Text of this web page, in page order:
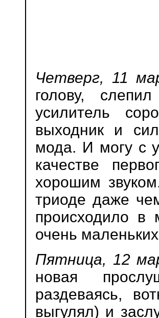
Четверг, 11
голову,
усилитель
выходник и
мода. И могу с
качестве
хорошим
триоде даже
происходило в
очень
Пятница, 12
новая
раздеваясь,
выгулял) и